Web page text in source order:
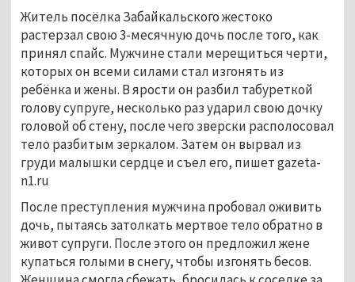
Житель посёлка Забайкальского жестоко
растерзал свою 3-месячную дочь после того, как
принял спайс. Мужчине стали мерещиться черти,
которых он всеми силами стал изгонять из
ребёнка и жены. В ярости он разбил табуреткой
голову супруге, несколько раз ударил свою дочку
головой об стену, после чего зверски располосовал
тело разбитым зеркалом. Затем он вырвал из
груди малышки сердце и съел его, пишет gazeta-
n1.ru
После преступления мужчина пробовал оживить
дочь, пытаясь затолкать мертвое тело обратно в
живот супруги. После этого он предложил жене
купаться голыми в снегу, чтобы изгонять бесов.